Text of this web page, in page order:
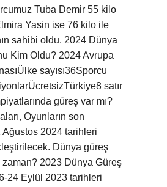
Tuba Demir 55 kilo
Yasin ise 76 kilo ile
sahibi oldu. 2024 Dünya
Kim Oldu? 2024 Avrupa
sayısı36Sporcu
satır
güreş var mı?
Oyunların son
Ağustos 2024 tarihleri
Dünya güreş
zaman? 2023 Dünya Güreş
24 Eylül 2023 tarihleri